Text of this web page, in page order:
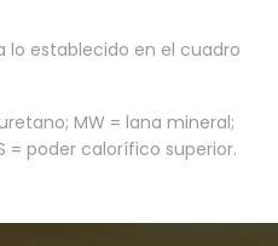
lo establecido en el cuadro
MW = lana mineral;
= poder calorífico superior.